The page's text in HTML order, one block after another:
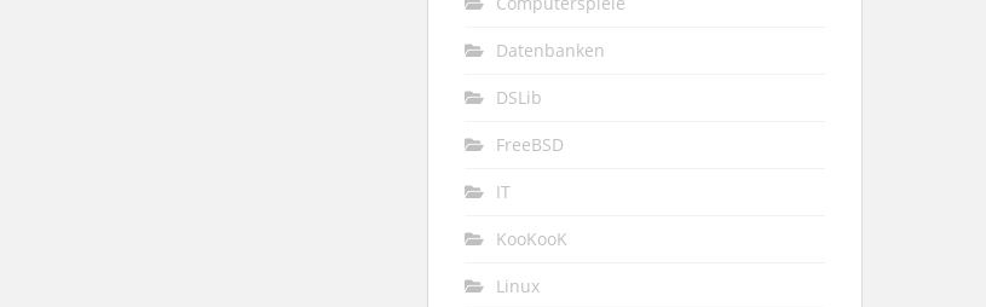
Datenbanken
DSLib
FreeBSD
IT
KooKooK
Linux